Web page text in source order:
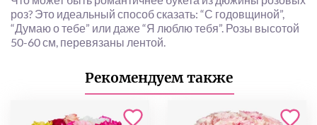
роз? Это идеальный способ сказать: “С годовщиной”,
“Думаю о тебе” или даже “Я люблю тебя”. Розы высотой
50-60 см, перевязаны лентой.
Рекомендуем также